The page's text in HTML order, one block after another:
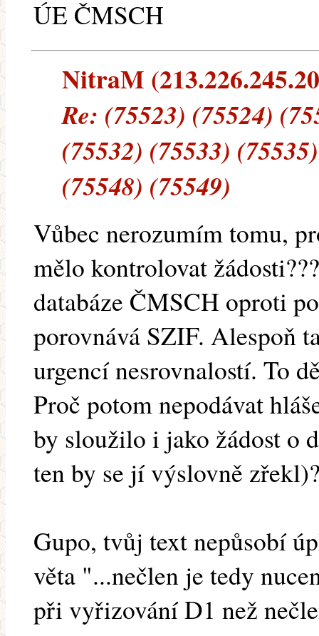
ÚE ČMSCH
NitraM
Re: (75523) (75524)
(75532) (75533)
(75548) (75549)
Vůbec nerozumím tomu,
mělo kontrolovat
databáze ČMSCH oproti
porovnává SZIF. Alespoň
urgencí nesrovnalostí. To
Proč potom nepodávat
by sloužilo i jako žádost o
ten by se jí výslovně
Gupo, tvůj text nepůsobí
věta "...nečlen je tedy
při vyřizování D1 než